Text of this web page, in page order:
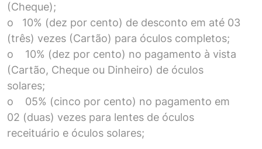
(Cheque);
o 10% (dez por cento) de desconto em até 03
(três) vezes (Cartão) para óculos completos;
o 10% (dez por cento) no pagamento à vista
(Cartão, Cheque ou Dinheiro) de óculos
solares;
o 05% (cinco por cento) no pagamento em
02 (duas) vezes para lentes de óculos
receituário e óculos solares;